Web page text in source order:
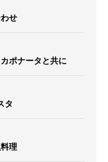
せ
ポナータと共に
タ
理